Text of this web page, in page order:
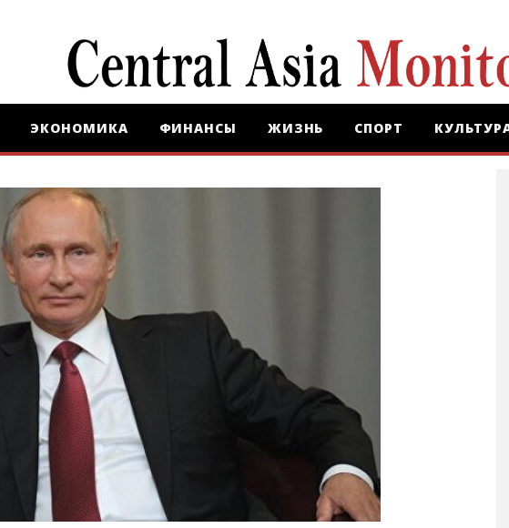
ЭКОНОМИКА ФИНАНСЫ ЖИЗНЬ СПОРТ